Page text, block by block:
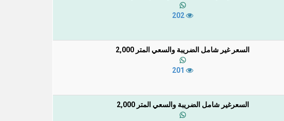
السعر غير شامل الضريبة والسعي المتر 2,000
السعرغير شامل الضريبة والسعي المتر 2,000